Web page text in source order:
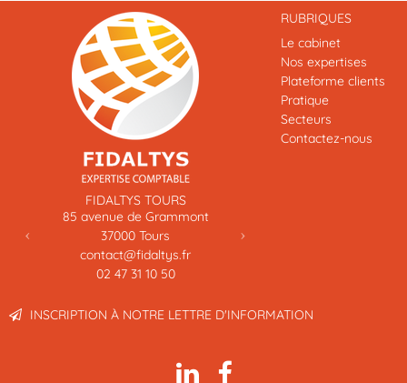
FIDALTYS TOURS
85 avenue de Grammont
37000 Tours
contact@fidaltys.fr
02 47 31 10 50
Previous
RUBRIQUES
Le cabinet
Nos expertises
Plateforme clients
Pratique
Secteurs
Contactez-nous
INSCRIPTION À NOTRE LETTRE D'INFORMATION